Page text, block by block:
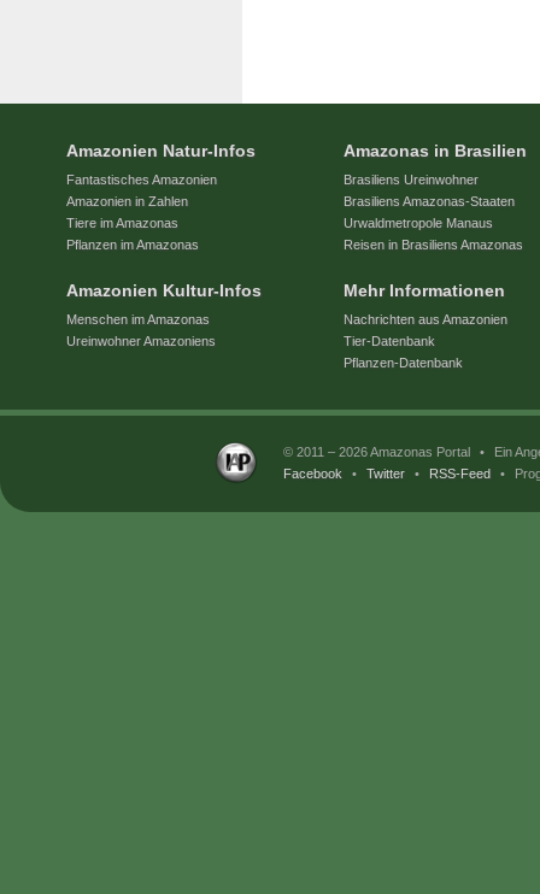
Amazonien Natur-Infos
Fantastisches Amazonien
Amazonien in Zahlen
Tiere im Amazonas
Pflanzen im Amazonas
Amazonien Kultur-Infos
Menschen im Amazonas
Ureinwohner Amazoniens
Amazonas in Brasilien
Brasiliens Ureinwohner
Brasiliens Amazonas-Staaten
Urwaldmetropole Manaus
Reisen in Brasiliens Amazonas
Mehr Informationen
Nachrichten aus Amazonien
Tier-Datenbank
Pflanzen-Datenbank
© 2011 – 2026 Amazonas Portal •
Ein
Facebook
• Twitter • RSS-Feed •